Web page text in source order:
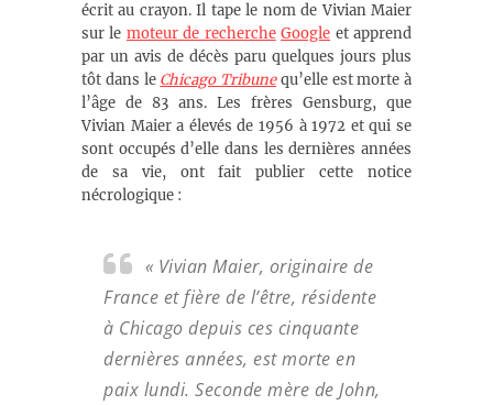
écrit au crayon. Il tape le nom de Vivian Maier
sur le moteur de recherche Google et apprend
par un avis de décès paru quelques jours plus
tôt dans le Chicago Tribunequ’elle est morte à
l’âge de 83 ans. Les frères Gensburg, que
Vivian Maier a élevés de 1956 à 1972 et qui se
sont occupés d’elle dans les dernières années
de sa vie, ont fait publier cette notice
nécrologique :
« Vivian Maier, originaire de
France et fière de l’être, résidente
à Chicago depuis ces cinquante
dernières années, est morte en
paix lundi. Seconde mère de John,